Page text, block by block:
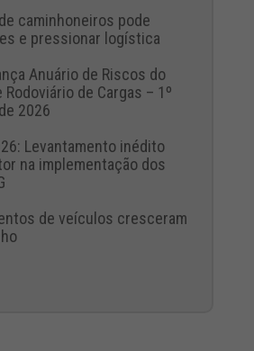
caminhoneiros pode
e pressionar logística
Anuário de Riscos do
de Cargas – 1º
2026
Levantamento inédito
na implementação dos
de veículos cresceram